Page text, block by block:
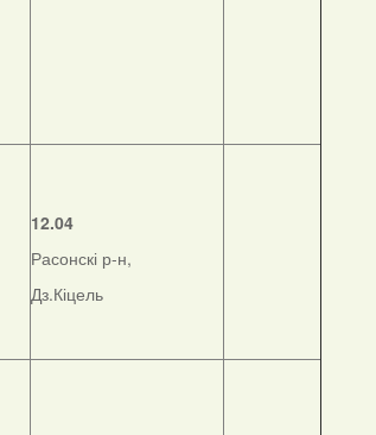
12.04
Расонскі р-н,
Дз.Кіцель